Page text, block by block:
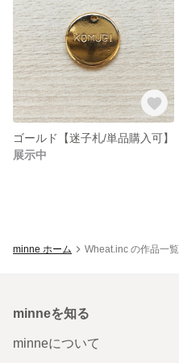
ゴールド【迷子札/単品購入可】
展示中
minne ホーム Wheat.inc の作品一覧
minneを知る
minneについて